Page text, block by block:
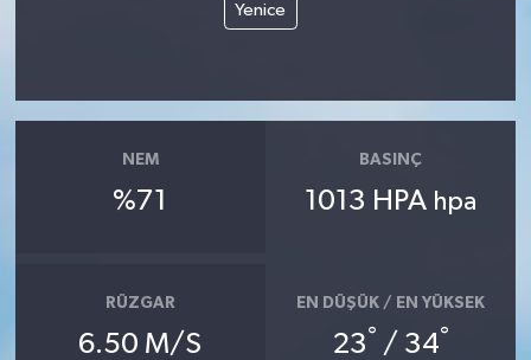
Yenice
NEM
%71
BASINÇ
1013 HPA hpa
RÜZGAR
6.50 M/S
EN DÜŞÜK / EN YÜKSEK
23° / 34°